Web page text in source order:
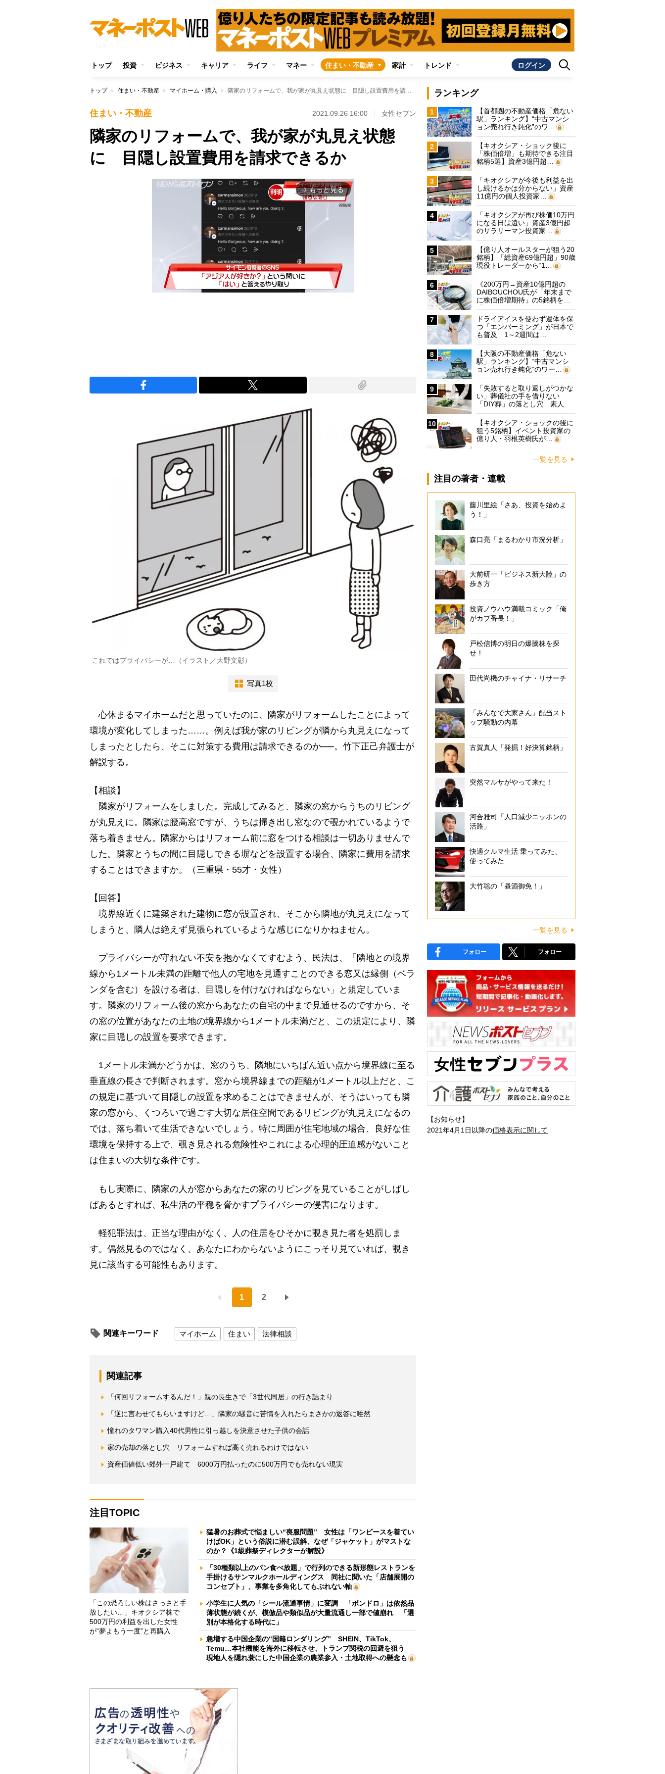
トップ 投資 ビジネス キャリア ライフ マネー 住まい・不動産 家計 トレンド ログイン
トップ 住まい・不動産 マイホーム・購入 隣家のリフォームで、我が家が丸見え状態に 目隠し設置費用を請求できるか
住まい・不動産 2021.09.26 16:00 女性セブン
隣家のリフォームで、我が家が丸見え状態
に 目隠し設置費用を請求できるか
arrow_forward_ios もっと見る
これではプライバシーが…（イラスト／大野文彰）
写真1枚
心休まるマイホームだと思っていたのに、隣家がリフォームしたことによって
環境が変化してしまった……。例えば我が家のリビングが隣から丸見えになって
しまったとしたら、そこに対策する費用は請求できるのか──。竹下正己弁護士が
解説する。
【相談】
隣家がリフォームをしました。完成してみると、隣家の窓からうちのリビング
が丸見えに。隣家は腰高窓ですが、うちは掃き出し窓なので覗かれているようで
落ち着きません。隣家からはリフォーム前に窓をつける相談は一切ありませんで
した。隣家とうちの間に目隠しできる塀などを設置する場合、隣家に費用を請求
することはできますか。（三重県・55才・女性）
【回答】
境界線近くに建築された建物に窓が設置され、そこから隣地が丸見えになって
しまうと、隣人は絶えず見張られているような感じになりかねません。
プライバシーが守れない不安を抱かなくてすむよう、民法は、「隣地との境界
線から1メートル未満の距離で他人の宅地を見通すことのできる窓又は縁側（ベラ
ンダを含む）を設ける者は、目隠しを付けなければならない」と規定していま
す。隣家のリフォーム後の窓からあなたの自宅の中まで見通せるのですから、そ
の窓の位置があなたの土地の境界線から1メートル未満だと、この規定により、隣
家に目隠しの設置を要求できます。
1メートル未満かどうかは、窓のうち、隣地にいちばん近い点から境界線に至る
垂直線の長さで判断されます。窓から境界線までの距離が1メートル以上だと、こ
の規定に基づいて目隠しの設置を求めることはできませんが、そうはいっても隣
家の窓から、くつろいで過ごす大切な居住空間であるリビングが丸見えになるの
では、落ち着いて生活できないでしょう。特に周囲が住宅地域の場合、良好な住
環境を保持する上で、覗き見される危険性やこれによる心理的圧迫感がないこと
は住まいの大切な条件です。
もし実際に、隣家の人が窓からあなたの家のリビングを見ていることがしばし
ばあるとすれば、私生活の平穏を脅かすプライバシーの侵害になります。
軽犯罪法は、正当な理由がなく、人の住居をひそかに覗き見た者を処罰しま
す。偶然見るのではなく、あなたにわからないようにこっそり見ていれば、覗き
見に該当する可能性もあります。
1 2
関連キーワード マイホーム 住まい 法律相談
関連記事
「何回リフォームするんだ！」親の長生きで「3世代同居」の行き詰まり
「逆に言わせてもらいますけど…」隣家の騒音に苦情を入れたらまさかの返答に唖然
憧れのタワマン購入40代男性に引っ越しを決意させた子供の会話
家の売却の落とし穴 リフォームすれば高く売れるわけではない
資産価値低い郊外一戸建て 6000万円払ったのに500万円でも売れない現実
注目TOPIC
「この恐ろしい株はさっさと手
放したい…」キオクシア株で
500万円の利益を出した女性
が“夢よもう一度”と再購入
猛暑のお葬式で悩ましい“喪服問題” 女性は「ワンピースを着てい
けばOK」という俗説に潜む誤解、なぜ「ジャケット」がマストな
のか？《1級葬祭ディレクターが解説》
「30種類以上のパン食べ放題」で行列のできる新形態レストランを
手掛けるサンマルクホールディングス 同社に聞いた「店舗展開の
コンセプト」、事業を多角化してもぶれない軸
小学生に人気の「シール流通事情」に変調 「ボンドロ」は依然品
薄状態が続くが、模倣品や類似品が大量流通し一部で値崩れ 「選
別が本格化する時代に」
急増する中国企業の“国籍ロンダリング” SHEIN、TikTok、
Temu…本社機能を海外に移転させ、トランプ関税の回避を狙う
現地人を隠れ蓑にした中国企業の農業参入・土地取得への懸念も
ランキング
1
【首都圏の不動産価格「危ない
駅」ランキング】“中古マンシ
ョン売れ行き鈍化”のワ…
2
【キオクシア・ショック後に
「株価倍増」も期待できる注目
銘柄5選】資産3億円超…
3
「キオクシアが今後も利益を出
し続けるかは分からない」資産
11億円の個人投資家…
4
「キオクシアが再び株価10万円
になる日は遠い」資産3億円超
のサラリーマン投資家…
5
【億り人オールスターが狙う20
銘柄】「総資産69億円超」90歳
現役トレーダーから“1…
6
《200万円→資産10億円超の
DAIBOUCHOU氏が「年末まで
に株価倍増期待」の5銘柄を…
7
ドライアイスを使わず遺体を保
つ「エンバーミング」が日本で
も普及 1～2週間は…
8
【大阪の不動産価格「危ない
駅」ランキング】“中古マンシ
ョン売れ行き鈍化”のワー…
9
「失敗すると取り返しがつかな
い」葬儀社の手を借りない
「DIY葬」の落とし穴 素人
に…
10
【キオクシア・ショックの後に
狙う5銘柄】イベント投資家の
億り人・羽根英樹氏が…
一覧を見る
注目の著者・連載
藤川里絵「さあ、投資を始めよ
う！」
森口亮「まるわかり市況分析」
大前研一「ビジネス新大陸」の
歩き方
投資ノウハウ満載コミック「俺
がカブ番長！」
戸松信博の明日の爆騰株を探
せ！
田代尚機のチャイナ・リサーチ
「みんなで大家さん」配当スト
ップ騒動の内幕
古賀真人「発掘！好決算銘柄」
突然マルサがやって来た！
河合雅司「人口減少ニッポンの
活路」
快適クルマ生活 乗ってみた、
使ってみた
大竹聡の「昼酒御免！」
一覧を見る
フォロー フォロー
【お知らせ】
2021年4月1日以降の価格表示に関して